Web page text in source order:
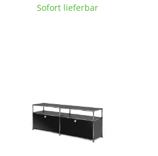
Decken
Kissen
Sofort lieferbar